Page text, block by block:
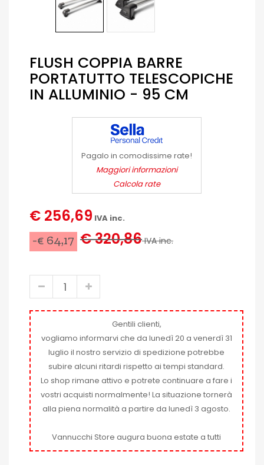
FLUSH COPPIA BARRE
PORTATUTTO TELESCOPICHE
IN ALLUMINIO - 95 CM
Pagalo in comodissime rate!
Maggiori informazioni
Calcola rate
€ 256,69 IVA inc.
-€ 64,17 € 320,86IVA inc.
Gentili clienti,
vogliamo informarvi che da lunedì 20 a venerdì 31
luglio il nostro servizio di spedizione potrebbe
subire alcuni ritardi rispetto ai tempi standard.
Lo shop rimane attivo e potrete continuare a fare i
vostri acquisti normalmente! La situazione tornerà
alla piena normalità a partire da lunedì 3 agosto.
Vannucchi Store augura buona estate a tutti